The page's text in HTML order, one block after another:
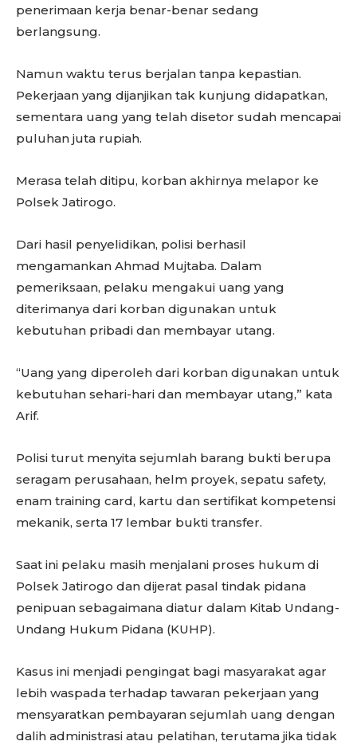
penerimaan kerja benar-benar sedang
berlangsung.
Namun waktu terus berjalan tanpa kepastian.
Pekerjaan yang dijanjikan tak kunjung didapatkan,
sementara uang yang telah disetor sudah mencapai
puluhan juta rupiah.
Merasa telah ditipu, korban akhirnya melapor ke
Polsek Jatirogo.
Dari hasil penyelidikan, polisi berhasil
mengamankan Ahmad Mujtaba. Dalam
pemeriksaan, pelaku mengakui uang yang
diterimanya dari korban digunakan untuk
kebutuhan pribadi dan membayar utang.
“Uang yang diperoleh dari korban digunakan untuk
kebutuhan sehari-hari dan membayar utang,” kata
Arif.
Polisi turut menyita sejumlah barang bukti berupa
seragam perusahaan, helm proyek, sepatu safety,
enam training card, kartu dan sertifikat kompetensi
mekanik, serta 17 lembar bukti transfer.
Saat ini pelaku masih menjalani proses hukum di
Polsek Jatirogo dan dijerat pasal tindak pidana
penipuan sebagaimana diatur dalam Kitab Undang-
Undang Hukum Pidana (KUHP).
Kasus ini menjadi pengingat bagi masyarakat agar
lebih waspada terhadap tawaran pekerjaan yang
mensyaratkan pembayaran sejumlah uang dengan
dalih administrasi atau pelatihan, terutama jika tidak